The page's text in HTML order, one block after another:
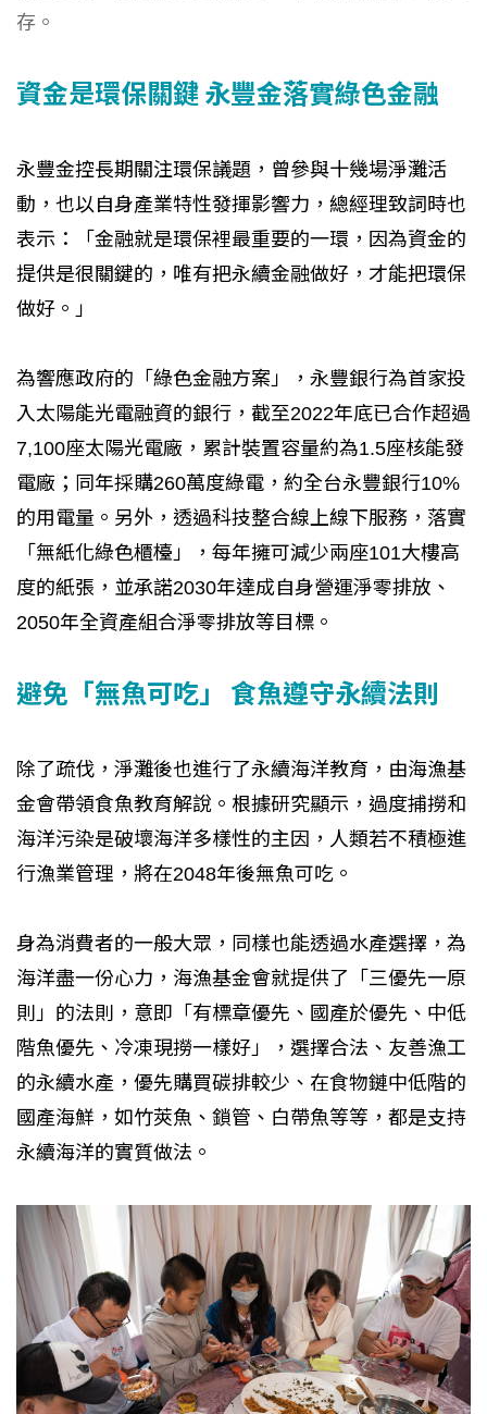
存。
資金是環保關鍵 永豐金落實綠色金融
永豐金控長期關注環保議題，曾參與十幾場淨灘活
動，也以自身產業特性發揮影響力，總經理致詞時也
表示：「金融就是環保裡最重要的一環，因為資金的
提供是很關鍵的，唯有把永續金融做好，才能把環保
做好。」
為響應政府的「綠色金融方案」，永豐銀行為首家投
入太陽能光電融資的銀行，截至2022年底已合作超過
7,100座太陽光電廠，累計裝置容量約為1.5座核能發
電廠；同年採購260萬度綠電，約全台永豐銀行10%
的用電量。另外，透過科技整合線上線下服務，落實
「無紙化綠色櫃檯」，每年擁可減少兩座101大樓高
度的紙張，並承諾2030年達成自身營運淨零排放、
2050年全資產組合淨零排放等目標。
避免「無魚可吃」 食魚遵守永續法則
除了疏伐，淨灘後也進行了永續海洋教育，由海漁基
金會帶領食魚教育解說。根據研究顯示，過度捕撈和
海洋污染是破壞海洋多樣性的主因，人類若不積極進
行漁業管理，將在2048年後無魚可吃。
身為消費者的一般大眾，同樣也能透過水產選擇，為
海洋盡一份心力，海漁基金會就提供了「三優先一原
則」的法則，意即「有標章優先、國產於優先、中低
階魚優先、冷凍現撈一樣好」，選擇合法、友善漁工
的永續水產，優先購買碳排較少、在食物鏈中低階的
國產海鮮，如竹莢魚、鎖管、白帶魚等等，都是支持
永續海洋的實質做法。